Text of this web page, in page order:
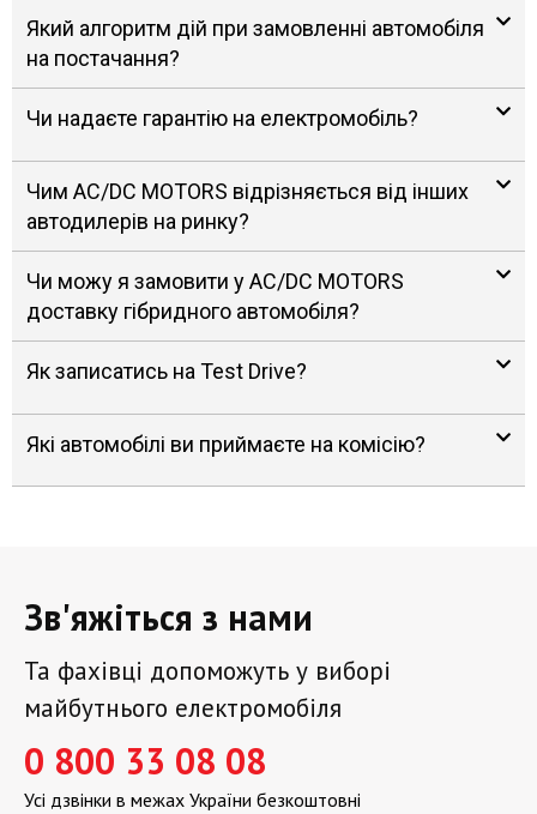
Який алгоритм дій при замовленні автомобіля
на постачання?
Чи надаєте гарантію на електромобіль?
Чим AC/DC MOTORS відрізняється від інших
автодилерів на ринку?
Чи можу я замовити у AC/DC MOTORS
доставку гібридного автомобіля?
Як записатись на Test Drive?
Які автомобілі ви приймаєте на комісію?
Зв'яжіться з нами
Та фахівці допоможуть у виборі
майбутнього електромобіля
0 800 33 08 08
Усі дзвінки в межах України безкоштовні